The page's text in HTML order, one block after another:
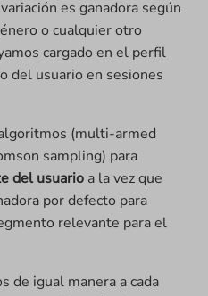
es ganadora según
o cualquier otro
cargado en el perfil
del usuario en sesiones
(multi-armed
sampling) para
del usuario a la vez que
por defecto para
relevante para el
de igual manera a cada